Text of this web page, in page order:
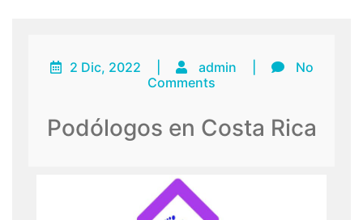
2 Dic, 2022 admin
No
Comments
Podólogos en Costa Rica